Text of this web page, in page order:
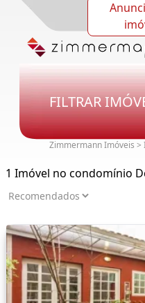
FILTRAR
Zimmermann Imóveis >
1 Imóvel no condomínio